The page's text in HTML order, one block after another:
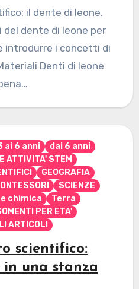
il dente di leone.
del dente di leone per
introdurre i concetti di
Denti di leone
ai 6 anni
dai 6 anni
ATTIVITA' STEM
GEOGRAFIA
SCIENZE
chimica
Terra
PER ETA'
ARTICOLI
scientifico:
in una stanza